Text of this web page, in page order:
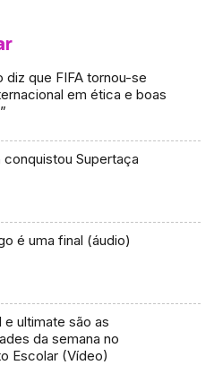
diz que FIFA tornou-se
em ética e boas
conquistou Supertaça
é uma final (áudio)
e ultimate são as
da semana no
Escolar (Vídeo)